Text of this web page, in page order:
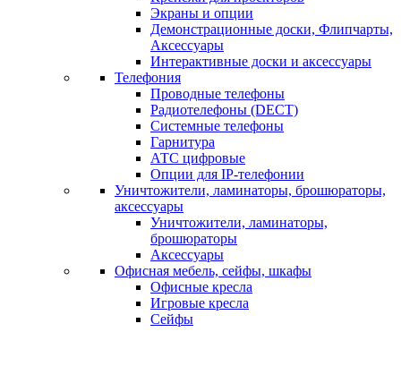
Экраны и опции
Демонстрационные доски, Флипчарты,
Аксессуары
Интерактивные доски и аксессуары
Телефония
Проводные телефоны
Радиотелефоны (DECT)
Системные телефоны
Гарнитура
АТС цифровые
Опции для IP-телефонии
Уничтожители, ламинаторы, брошюраторы,
аксессуары
Уничтожители, ламинаторы,
брошюраторы
Аксессуары
Офисная мебель, сейфы, шкафы
Офисные кресла
Игровые кресла
Сейфы